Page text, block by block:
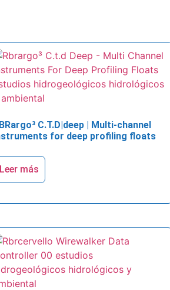
C.T.D|deep | Multi-channel
for deep profiling floats
Leer más